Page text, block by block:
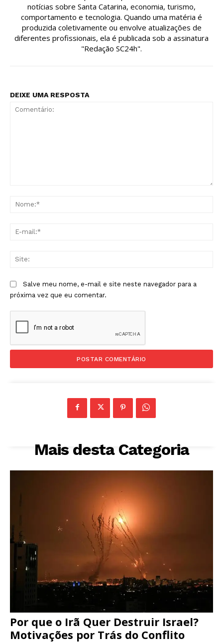
notícias sobre Santa Catarina, economia, turismo,
comportamento e tecnologia. Quando uma matéria é
produzida coletivamente ou envolve atualizações de
diferentes profissionais, ela é publicada sob a assinatura
"Redação SC24h".
DEIXE UMA RESPOSTA
Salve meu nome, e-mail e site neste navegador para a
próxima vez que eu comentar.
Mais desta Categoria
Por que o Irã Quer Destruir Israel?
Motivações por Trás do Conflito